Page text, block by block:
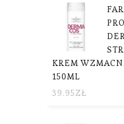
KREM
150ML
39.95ZŁ